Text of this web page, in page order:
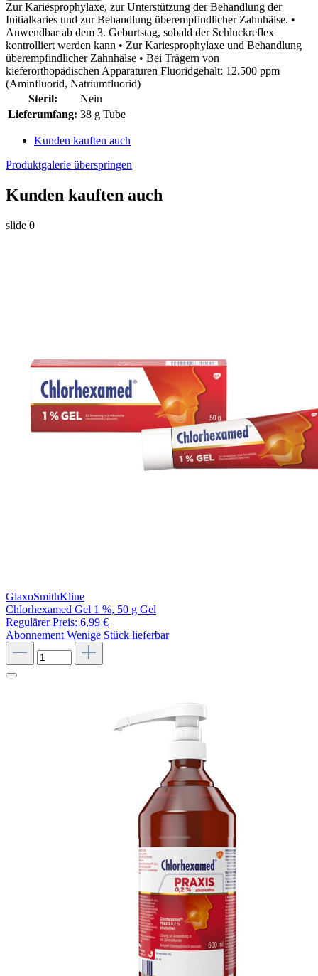
Zur Kariesprophylaxe, zur Unterstützung der Behandlung der
Initialkaries und zur Behandlung überempfindlicher Zahnhälse. •
Anwendbar ab dem 3. Geburtstag, sobald der Schluckreflex
kontrolliert werden kann • Zur Kariesprophylaxe und Behandlung
überempfindlicher Zahnhälse • Bei Trägern von
kieferorthopädischen Apparaturen Fluoridgehalt: 12.500 ppm
(Aminfluorid, Natriumfluorid)
Steril:
Nein
Lieferumfang: 38 g Tube
Kunden kauften auch
Produktgalerie überspringen
Kunden kauften auch
slide 0
GlaxoSmithKline
Chlorhexamed Gel 1 %, 50 g Gel
Regulärer Preis: 6,99 €
Abonnement Wenige Stück lieferbar